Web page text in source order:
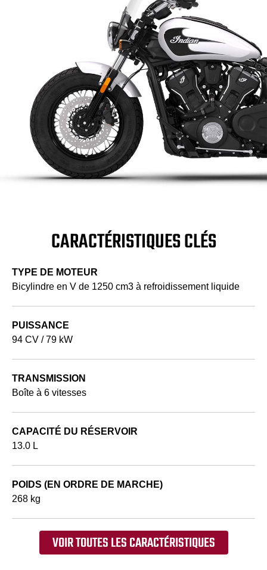
CARACTÉRISTIQUES CLÉS
TYPE DE MOTEUR
Bicylindre en V de 1250 cm3 à refroidissement liquide
PUISSANCE
94 CV / 79 kW
TRANSMISSION
Boîte à 6 vitesses
CAPACITÉ DU RÉSERVOIR
13.0 L
POIDS (EN ORDRE DE MARCHE)
268 kg
VOIR TOUTES LES CARACTÉRISTIQUES